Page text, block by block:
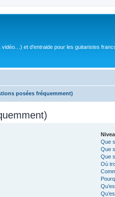
et d'entraide pour les guitaristes
posées fréquemment)
Que
Que
Que
Où